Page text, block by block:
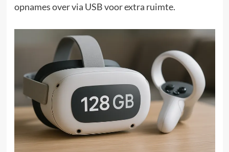
opnames over via USB voor extra ruimte.